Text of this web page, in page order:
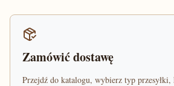
Zamówić dostawę
Przejdź do katalogu, wybierz typ